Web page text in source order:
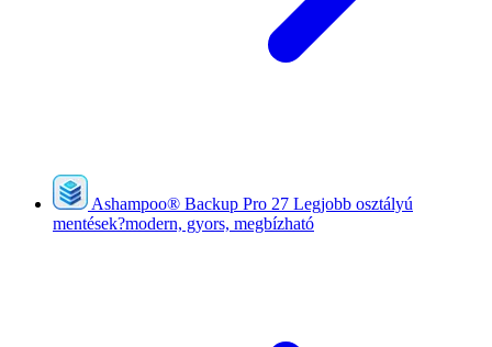
Ashampoo® Backup Pro 27 Legjobb osztályú
mentések?modern, gyors, megbízható